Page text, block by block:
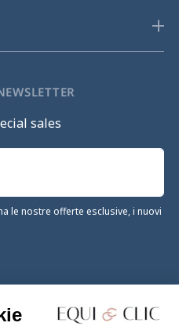
sales
le nostre offerte esclusive, i nuovi